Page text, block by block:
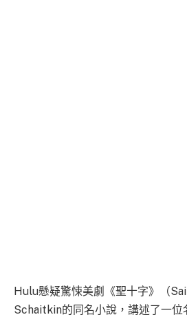
Hulu懸疑驚悚美劇《聖十字》（
Schaitkin的同名小說，講述了一